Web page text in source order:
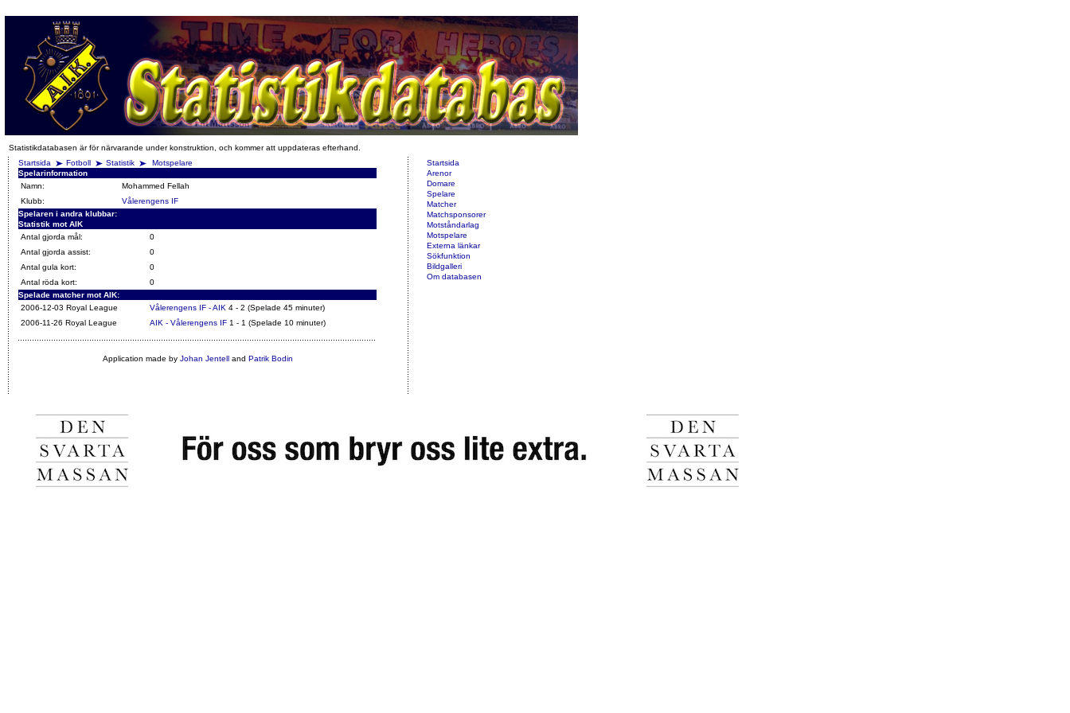
Statistikdatabasen är för närvarande under konstruktion, och kommer att uppdateras efterhand.
Startsida
Fotboll Statistik
Motspelare
Spelarinformation
Namn:
Mohammed Fellah
Klubb:
Vålerengens IF
Spelaren i andra klubbar:
Statistik mot AIK
Antal gjorda mål:
0
Antal gjorda assist:
0
Antal gula kort:
0
Antal röda kort:
0
Spelade matcher mot AIK:
2006-12-03 Royal League
Vålerengens IF - AIK 4 - 2 (Spelade 45 minuter)
2006-11-26 Royal League
AIK - Vålerengens IF 1 - 1 (Spelade 10 minuter)
Application made by Johan Jentelland Patrik Bodin
Startsida
Arenor
Domare
Spelare
Matcher
Matchsponsorer
Motståndarlag
Motspelare
Externa länkar
Sökfunktion
Bildgalleri
Om databasen